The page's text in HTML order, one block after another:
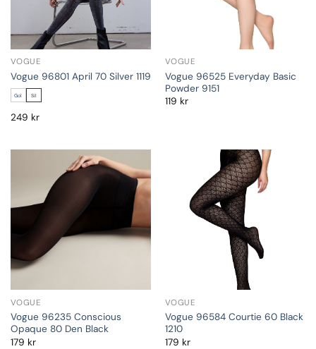
VOGUE
Vogue 96801 April 70 Silver 1119
Gol Sil
249 kr
VOGUE
Vogue 96525 Everyday Basic
Powder 9151
119 kr
VOGUE
Vogue 96235 Conscious
Opaque 80 Den Black
179 kr
VOGUE
Vogue 96584 Courtie 60 Black
1210
179 kr